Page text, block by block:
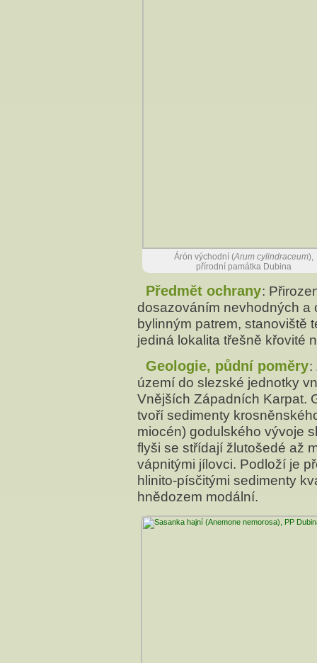
Árón východní (Arum cylindraceum),
přírodní památka Dubina
Předmět ochrany:
dosazováním nevhodných a
bylinným patrem, stanoviště
jediná lokalita třešně křovité
Geologie, půdní poměry:
území do slezské jednotky
Vnějších Západních Karpat.
tvoří sedimenty
miocén) godulského vývoje
flyši se střídají žlutošedé až
vápnitými jílovci. Podloží je
hlinito-písčitými sedimenty
hnědozem modální.